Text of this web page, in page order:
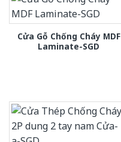
Cửa Gỗ Chống Cháy MDF
Laminate-SGD